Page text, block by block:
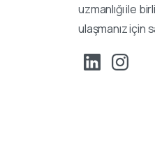
uzmanlığı ile
ulaşmanız için